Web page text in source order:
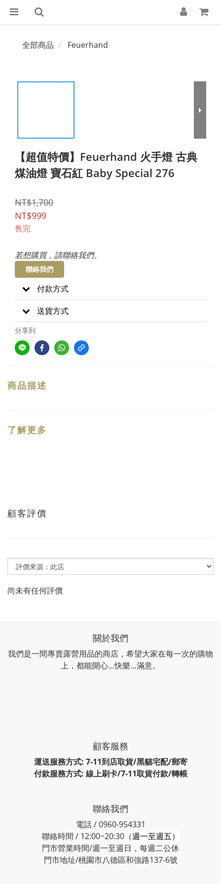
全部商品 Feuerhand
【超值特價】Feuerhand 火手燈 古典
煤油燈 寶石紅 Baby Special 276
NT$1,700
NT$999
售完
若想購買，請聯絡我們。
聯絡我們
付款方式
送貨方式
分享到
商品描述
了解更多
顧客評價
尚未有任何評價
關於我們
我們是一間專賣露營用品的商店，希望大家在每一次的購物
上，都能開心…快樂…滿意。
顧客服務
運送服務方式: 7-11到店取貨/黑貓宅配/郵寄
付款服務方式: 線上刷卡/7-11取貨付款/轉帳
聯絡我們
電話 / 0960-954331
聯絡時間 / 12:00~20:30（週一至週五）
門市營業時間/週一至週日，每週二公休
門市地址/桃園市八德區和強路137-6號